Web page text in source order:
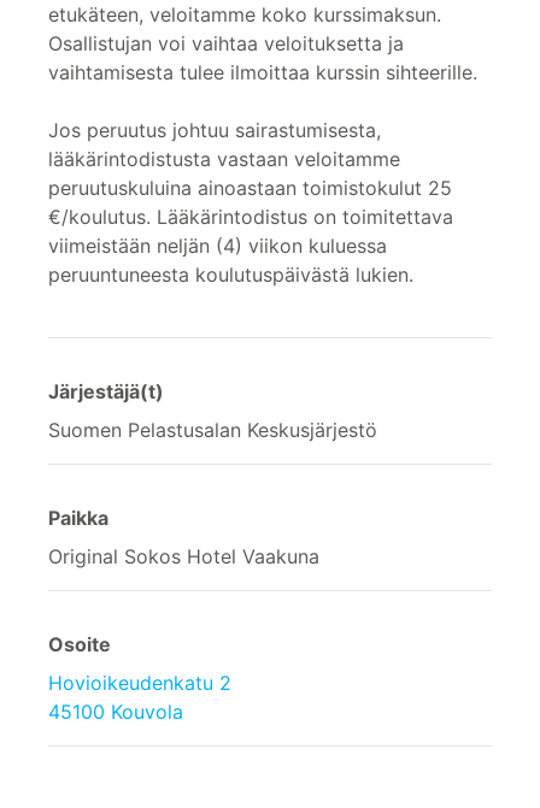
etukäteen, veloitamme koko kurssimaksun.
Osallistujan voi vaihtaa veloituksetta ja
vaihtamisesta tulee ilmoittaa kurssin sihteerille.
Jos peruutus johtuu sairastumisesta,
lääkärintodistusta vastaan veloitamme
peruutuskuluina ainoastaan toimistokulut 25
€/koulutus. Lääkärintodistus on toimitettava
viimeistään neljän (4) viikon kuluessa
peruuntuneesta koulutuspäivästä lukien.
Järjestäjä(t)
Suomen Pelastusalan Keskusjärjestö
Paikka
Original Sokos Hotel Vaakuna
Osoite
Hovioikeudenkatu 2
45100 Kouvola